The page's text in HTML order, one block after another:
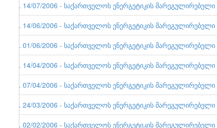
7. 14/07/2006 - საქართველოს ენერგეტიკის
6. 14/06/2006 - საქართველოს ენერგეტიკის
5. 01/06/2006 - საქართველოს ენერგეტიკის
4. 14/04/2006 - საქართველოს ენერგეტიკის
3. 07/04/2006 - საქართველოს ენერგეტიკის
2. 24/03/2006 - საქართველოს ენერგეტიკის
1. 02/02/2006 - საქართველოს ენერგეტიკის